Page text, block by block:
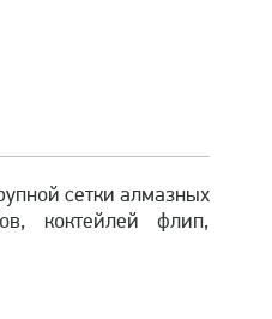
сетки алмазных
коктейлей флип,